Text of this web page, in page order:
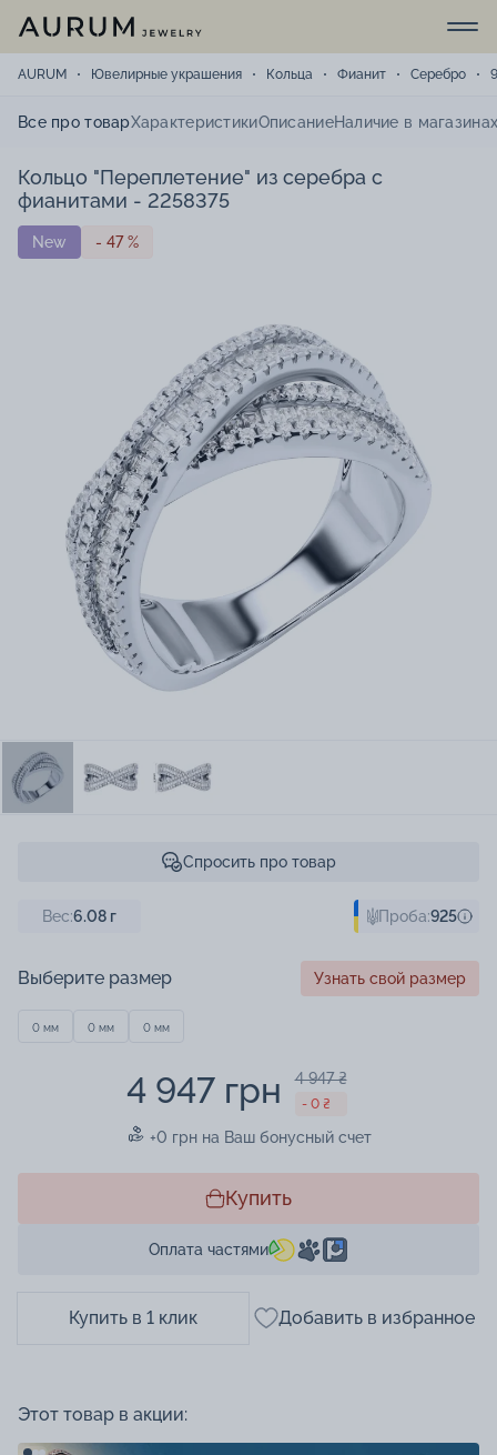
AURUM Ювелирные украшения Кольца Фианит Серебро
Все про товарХарактеристикиОписаниеНаличие в
Кольцо "Переплетение" из серебра с
фианитами - 2258375
New - 47 %
Спросить про товар
Вес:6.08 г Проба:925
Выберите размер Узнать свой размер
0 мм 0 мм 0 мм
4 947 грн 4 947 ₴
- 0 ₴
+0 грн на Ваш бонусный счет
Купить
Оплата частями
Купить в 1 клик Добавить в избранное
Этот товар в акции: